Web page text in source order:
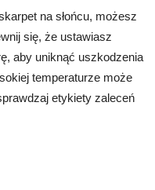
na słońcu, możesz
się, że ustawiasz
aby uniknąć uszkodzenia
temperaturze może
etykiety zaleceń